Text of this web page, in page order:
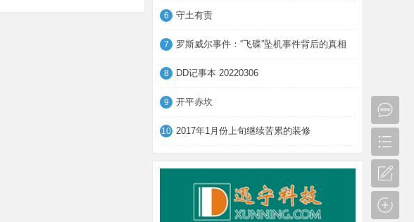
6 守土有责
7 罗斯威尔事件：“飞碟”坠机事件背后的真相
8 DD记事本 20220306
9 开平赤坎
10 2017年1月份上旬继续苦累的装修